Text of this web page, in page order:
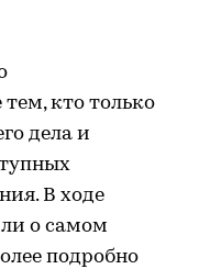
кто только
дела и
В ходе
о самом
подробно